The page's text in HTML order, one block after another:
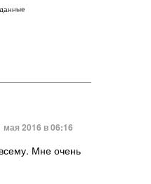
один
школы
мая 2016 в 06:16
Мне очень